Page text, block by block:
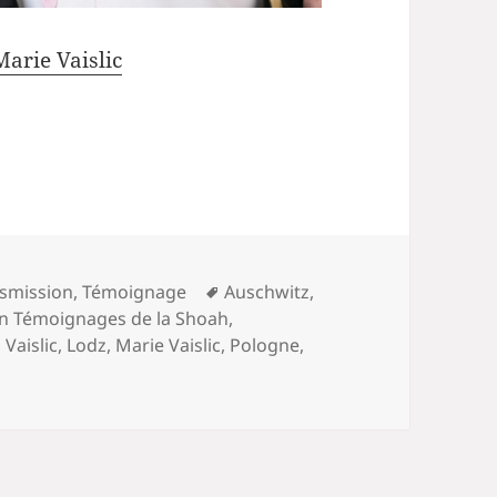
Vaislic
,Témoignage
Mots-
clés
Auschwitz,
Témoignages de la Shoah,
Vaislic, Lodz, Marie Vaislic, Pologne,